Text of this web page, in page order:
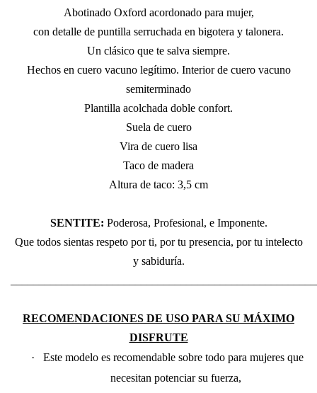
Abotinado Oxford acordonado para mujer,
con detalle de puntilla serruchada en bigotera y talonera.
Un clásico que te salva siempre.
Hechos en cuero vacuno legítimo. Interior de cuero vacuno
semiterminado
Plantilla acolchada doble confort.
Suela de cuero
Vira de cuero lisa
Taco de madera
Altura de taco: 3,5 cm
SENTITE: Poderosa, Profesional, e Imponente.
Que todos sientas respeto por ti, por tu presencia, por tu intelecto
y sabiduría.
RECOMENDACIONES DE USO PARA SU MÁXIMO
DISFRUTE
·
Este modelo es recomendable sobre todo para mujeres que
necesitan potenciar su fuerza,